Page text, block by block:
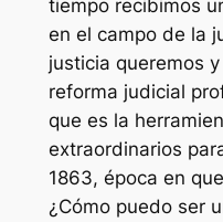
tiempo recibimos
en el campo de la
justicia queremos
reforma judicial
que es la
extraordinarios
1863, época en
¿Cómo puedo ser